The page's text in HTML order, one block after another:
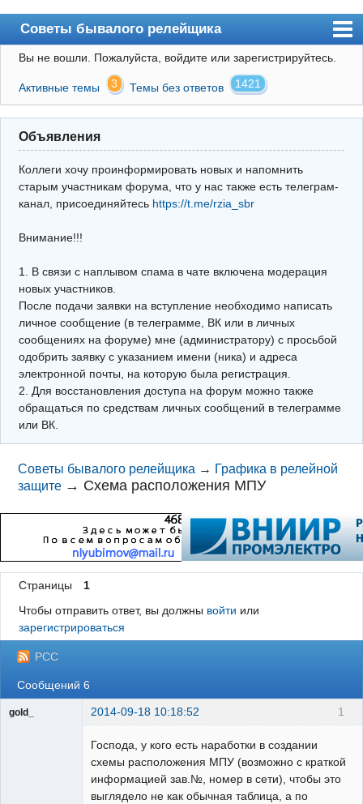
Советы бывалого релейщика
Форум
Правила
Поиск
Регистрация
Архив
Почта
Поиск релейщика
Видео РЗиА
Фотохостинг
Телеграм
Вы не вошли. Пожалуйста, войдите или зарегистрируйтесь.
Активные темы 3 Темы без ответов 1421
Объявления
Коллеги хочу проинформировать новых и напомнить
старым участникам форума, что у нас также есть телеграм-
канал, присоединяйтесь https://t.me/rzia_sbr
Внимание!!!
1. В связи с наплывом спама в чате включена модерация
новых участников.
После подачи заявки на вступление необходимо написать
личное сообщение (в телеграмме, ВК или в личных
сообщениях на форуме) мне (администратору) с просьбой
одобрить заявку с указанием имени (ника) и адреса
электронной почты, на которую была регистрация.
2. Для восстановления доступа на форум можно также
обращаться по средствам личных сообщений в телеграмме
или ВК.
Советы бывалого релейщика → Графика в релейной
защите → Схема расположения МПУ
Страницы
1
Чтобы отправить ответ, вы должны войти или
зарегистрироваться
РСС
Сообщений 6
1
gold_ 2014-09-18 10:18:52
Господа, у кого есть наработки в создании
схемы расположения МПУ (возможно с краткой
информацией зав.№, номер в сети), чтобы это
выглядело не как обычная таблица, а по